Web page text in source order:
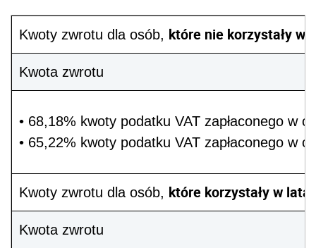
Kwoty zwrotu dla osób, które nie korzystaływ
Kwota zwrotu
• 68,18% kwoty podatku VAT zapłaconego w
• 65,22% kwoty podatku VAT zapłaconego w
Kwoty zwrotu dla osób, które korzystaływ
Kwota zwrotu